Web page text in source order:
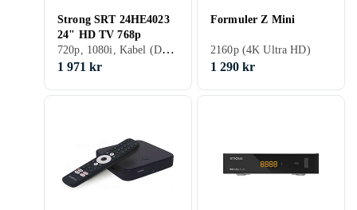
Strong SRT 24HE4023
24" HD TV 768p
720p, 1080i, Kabel (DVB-C), Satellit (DVB-S2), Marksänd (DVB-T2)
1 971 kr
Formuler Z Mini
2160p (4K Ultra HD)
1 290 kr